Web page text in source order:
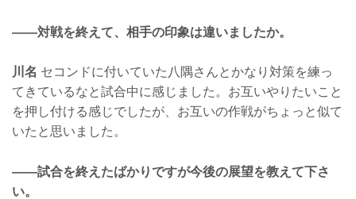
——対戦を終えて、相手の印象は違いましたか。
川名 セコンドに付いていた八隅さんとかなり対策を練っ
てきているなと試合中に感じました。お互いやりたいこと
を押し付ける感じでしたが、お互いの作戦がちょっと似て
いたと思いました。
——試合を終えたばかりですが今後の展望を教えて下さ
い。